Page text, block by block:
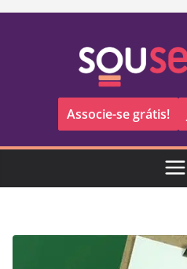
Pular
Associe-se grátis!